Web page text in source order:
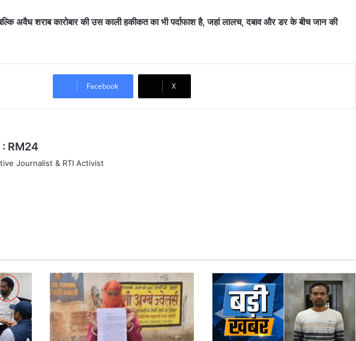
अवैध शराब कारोबार की उस काली हकीकत का भी पर्दाफाश है, जहां लालच, दबाव और डर के बीच जान की
Facebook X
RM24
Journalist & RTI Activist